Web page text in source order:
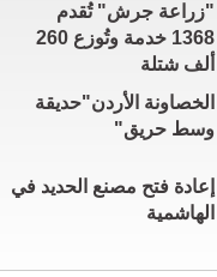
"زراعة جرش" تُقدم
1368 خدمة وتُوزع 260
ألف شتلة
الخصاونة الأردن"حديقة
وسط حريق"
إعادة فتح مصنع الحديد في
الهاشمية